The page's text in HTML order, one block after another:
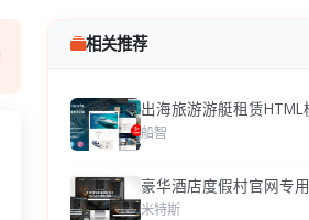
相关推荐
出海旅游游艇租赁HTML
船智
豪华酒店度假村官网专
米特斯